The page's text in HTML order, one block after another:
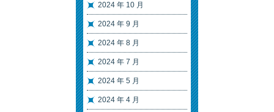
2024 年 10 月
2024 年 9 月
2024 年 8 月
2024 年 7 月
2024 年 5 月
2024 年 4 月